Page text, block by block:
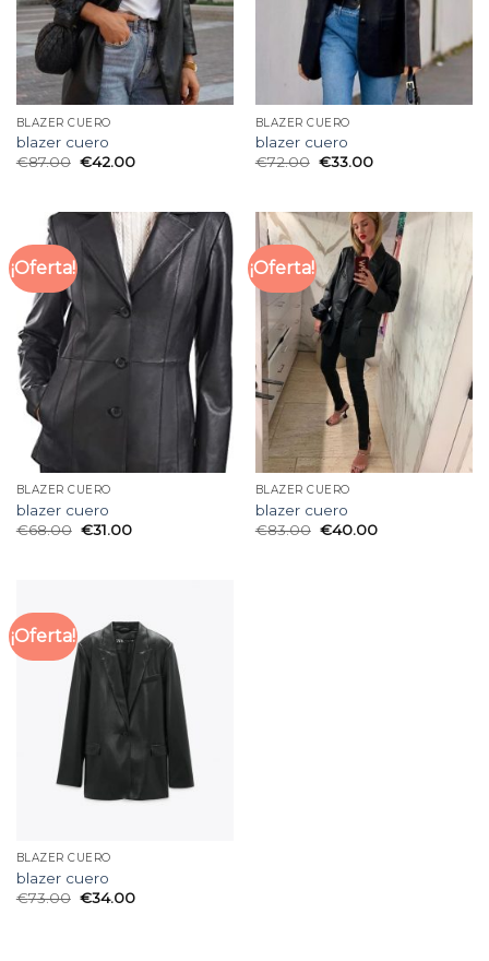
BLAZER CUERO
blazer cuero
€87.00 €42.00
BLAZER CUERO
blazer cuero
€72.00 €33.00
¡Oferta!
BLAZER CUERO
blazer cuero
€68.00 €31.00
¡Oferta!
BLAZER CUERO
blazer cuero
€83.00 €40.00
¡Oferta!
BLAZER CUERO
blazer cuero
€73.00 €34.00